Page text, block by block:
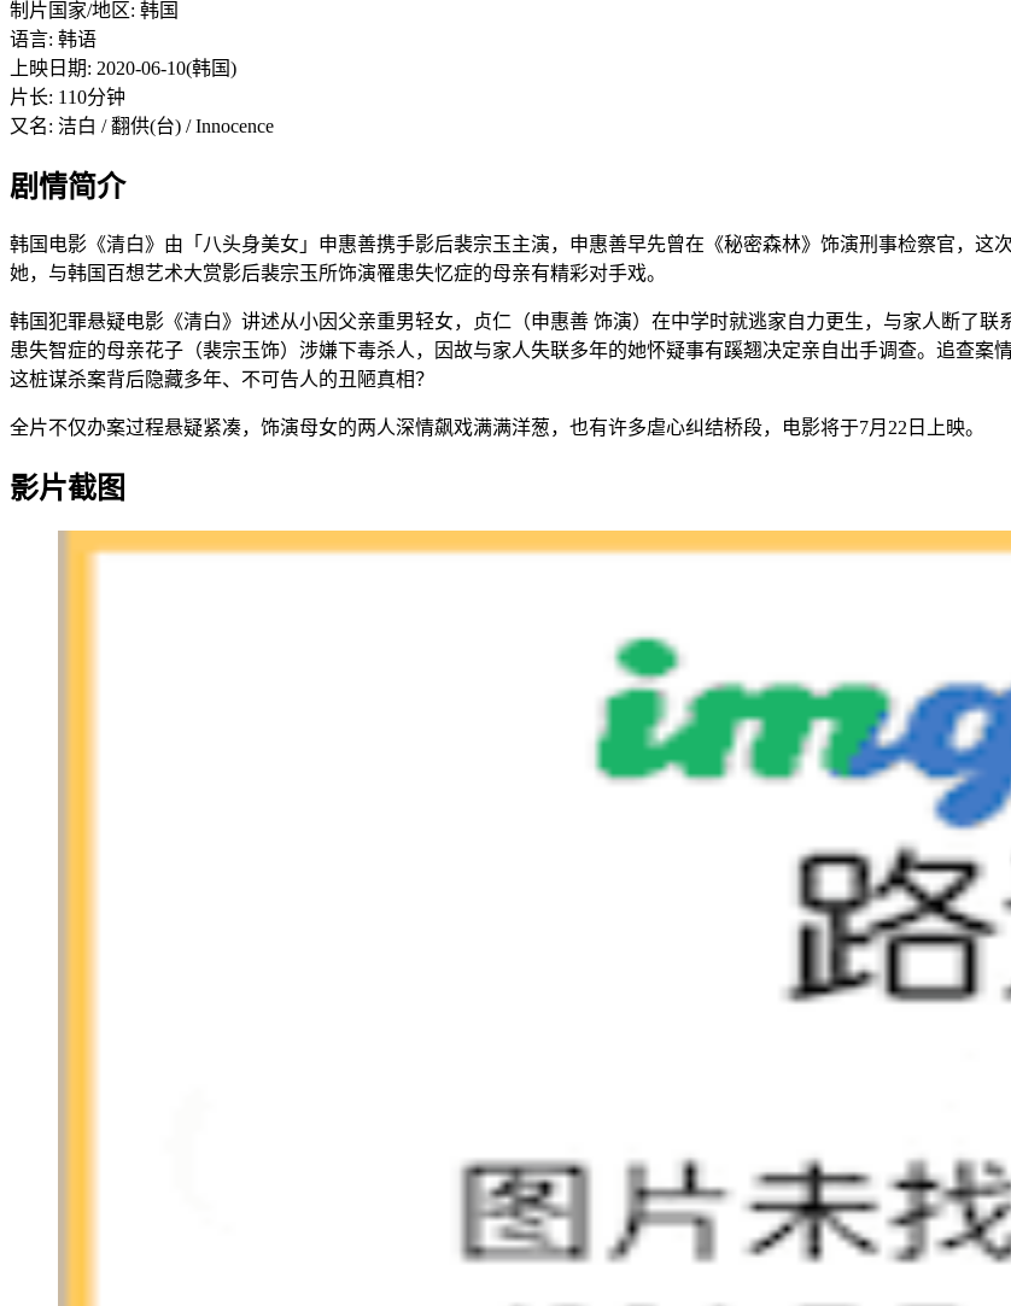
制片国家/地区: 韩国
语言: 韩语
上映日期: 2020-06-10(韩国)
片长: 110分钟
又名: 洁白 / 翻供(台) / Innocence
剧情简介
韩国电影《清白》由「八头身美女」申惠善携手影后裴宗玉主演，申惠善早先曾在《秘密森林》饰演刑事检察官，
她，与韩国百想艺术大赏影后裴宗玉所饰演罹患失忆症的母亲有精彩对手戏。
韩国犯罪悬疑电影《清白》讲述从小因父亲重男轻女，贞仁（申惠善 饰演）在中学时就逃家自力更生，与家人断了
患失智症的母亲花子（裴宗玉饰）涉嫌下毒杀人，因故与家人失联多年的她怀疑事有蹊翘决定亲自出手调查。追查
这桩谋杀案背后隐藏多年、不可告人的丑陋真相？
全片不仅办案过程悬疑紧凑，饰演母女的两人深情飙戏满满洋葱，也有许多虐心纠结桥段，电影将于7月22日上映。
影片截图